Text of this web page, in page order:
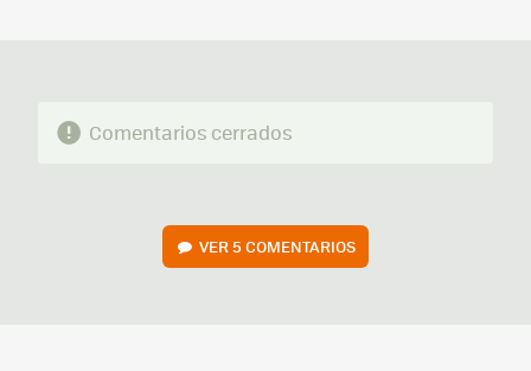
Comentarios cerrados
VER5 COMENTARIOS